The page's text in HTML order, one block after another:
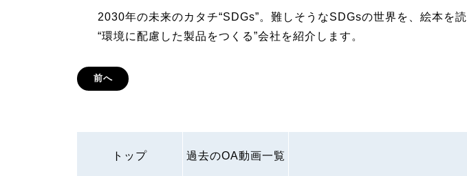
2030年の未来のカタチ“SDGs”。難しそうなSDGsの世界を、絵本を
“環境に配慮した製品をつくる”会社を紹介します。
前へ
トップ 過去のOA動画一覧